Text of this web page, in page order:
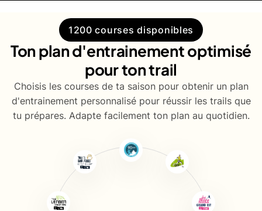
1200 courses disponibles
Ton plan d'entrainement optimisé
pour ton trail
Choisis les courses de ta saison pour obtenir un plan
d'entrainement personnalisé pour réussir les trails que
tu prépares. Adapte facilement ton plan au quotidien.